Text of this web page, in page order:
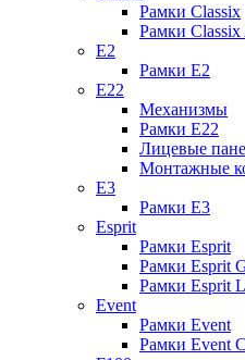
Рамки Classix
Рамки Classix
E2
Рамки E2
E22
Механизмы
Рамки E22
Лицевые
Монтажные
E3
Рамки E3
Esprit
Рамки Esprit
Рамки Esprit
Рамки Esprit
Event
Рамки Event
Рамки Event